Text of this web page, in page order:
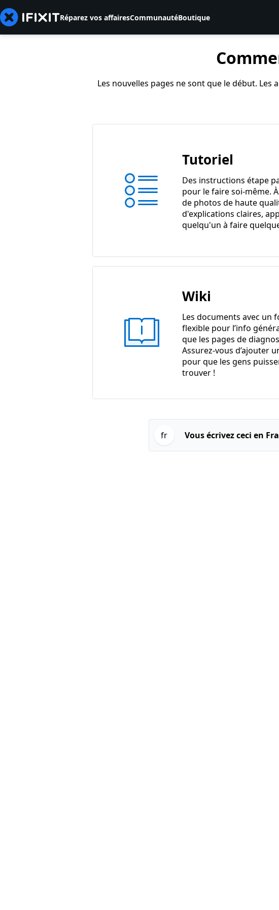
Réparez vos affairesCommunautéBoutique
Les nouvelles pages ne sont que le début.
Tutoriel
Des instructions étape
pour le faire soi-même.
de photos de haute
d'explications claires,
quelqu'un à faire
Wiki
Les documents avec un
flexible pour l’info
que les pages de
Assurez-vous d’ajouter
pour que les gens
trouver !
fr Vous écrivez ceci en